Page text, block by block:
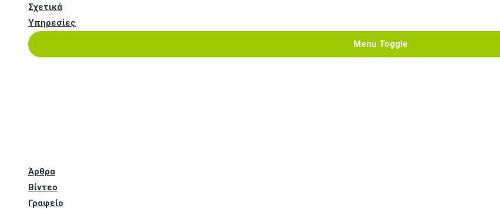
Σχετικά
Υπηρεσίες
Menu Toggle
Άρθρα
Βίντεο
Γραφείο